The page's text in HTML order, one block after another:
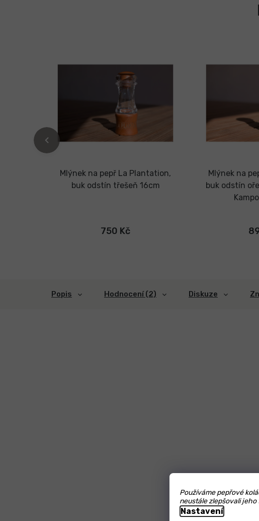
Používáme pepřové
neustále zlepšovali
Nastavení
Mlýnek na pepř La Plantation,
buk odstín třešeň 16cm
750 Kč
Mlýnek na
buk odstín
Popis Hodnocení (2) Diskuze